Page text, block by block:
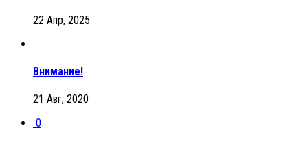
22 Апр, 2025
Внимание!
21 Авг, 2020
0